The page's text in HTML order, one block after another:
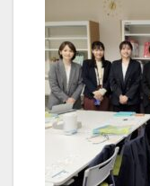
試に関して、都立...
2026-06-09
イベント